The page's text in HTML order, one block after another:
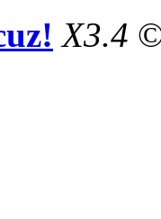
X3.4